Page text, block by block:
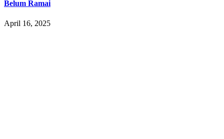
Belum Ramai
April 16, 2025